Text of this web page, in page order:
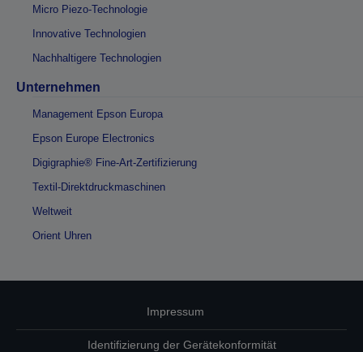
Micro Piezo-Technologie
Innovative Technologien
Nachhaltigere Technologien
Unternehmen
Management Epson Europa
Epson Europe Electronics
Digigraphie® Fine-Art-Zertifizierung
Textil-Direktdruckmaschinen
Weltweit
Orient Uhren
Impressum
Identifizierung der Gerätekonformität